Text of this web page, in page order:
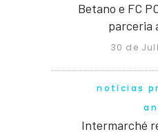
Betano e FC
parceria
30 de
notícias
Intermarché